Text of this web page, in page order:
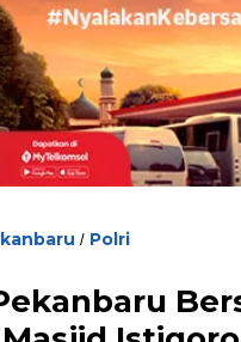
/ Polri